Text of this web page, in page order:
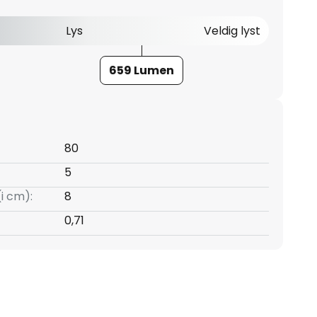
Lys Veldig lyst
659 Lumen
80
5
cm):
8
0,71